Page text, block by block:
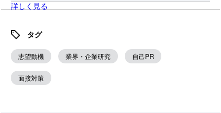
詳しく見る
タグ
志望動機 業界・企業研究 自己PR
面接対策